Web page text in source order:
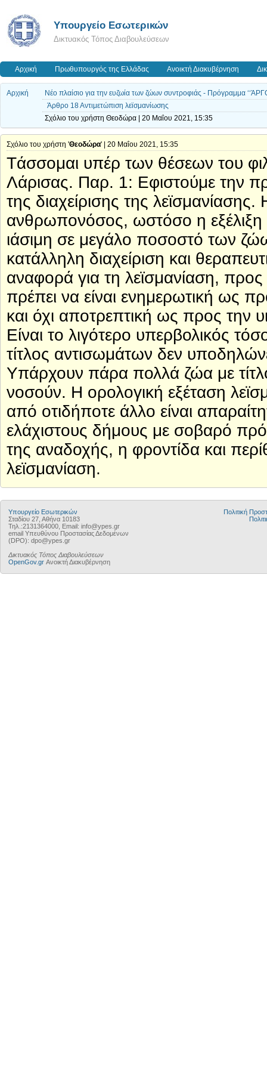
Υπουργείο Εσωτερικών
Δικτυακός Τόπος Διαβουλεύσεων
Αρχική Πρωθυπουργός της Ελλάδας Ανοικτή Διακυβέρνηση
Αρχική
Νέο πλαίσιο για την ευζωία των ζώων συντροφιάς - Πρόγραμμα
Άρθρο 18 Αντιμετώπιση λεϊσμανίωσης
Σχόλιο του χρήστη Θεοδώρα | 20 Μαΐου 2021, 15:35
Σχόλιο του χρήστη 'Θεοδώρα' | 20 Μαΐου 2021, 15:35
Tάσσομαι υπέρ των θέσεων του
Λάρισας. Παρ. 1: Εφιστούμε την
της διαχείρισης της
ανθρωπονόσος, ωστόσο η εξέλιξη
ιάσιμη σε μεγάλο ποσοστό των
κατάλληλη διαχείριση και
αναφορά για τη λεϊσμανίαση,
πρέπει να είναι ενημερωτική ως
και όχι αποτρεπτική ως προς την
Είναι το λιγότερο υπερβολικός
τίτλος αντισωμάτων δεν
Υπάρχουν πάρα πολλά ζώα με
νοσούν. Η ορολογική εξέταση
από οτιδήποτε άλλο είναι
ελάχιστους δήμους με σοβαρό
της αναδοχής, η φροντίδα και
λεϊσμανίαση.
Υπουργείο Εσωτερικών
Σταδίου 27, Αθήνα 10183
Τηλ.:2131364000, Email: info@ypes.gr
email Υπευθύνου Προστασίας Δεδομένων
(DPO): dpo@ypes.gr
Δικτυακός Τόπος Διαβουλεύσεων
OpenGov.gr Ανοικτή Διακυβέρνηση
Πολιτική